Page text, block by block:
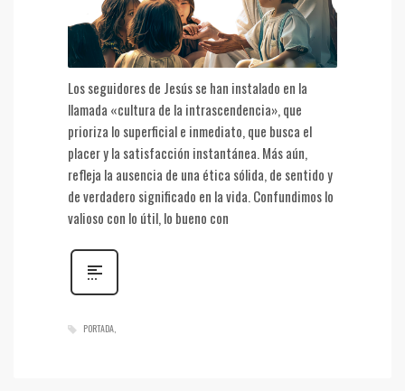
Los seguidores de Jesús se han instalado en la
llamada «cultura de la intrascendencia», que
prioriza lo superficial e inmediato, que busca el
placer y la satisfacción instantánea. Más aún,
refleja la ausencia de una ética sólida, de sentido y
de verdadero significado en la vida. Confundimos lo
valioso con lo útil, lo bueno con
PORTADA